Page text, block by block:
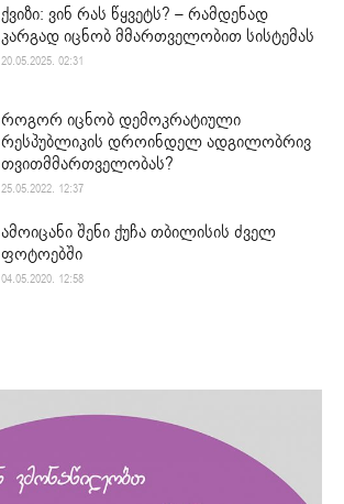
ქვიზი: ვინ რას წყვეტს? – რამდენად
კარგად იცნობ მმართველობით სისტემას
20.05.2025. 02:31
როგორ იცნობ დემოკრატიული
რესპუბლიკის დროინდელ ადგილობრივ
თვითმმართველობას?
25.05.2022. 12:37
ამოიცანი შენი ქუჩა თბილისის ძველ
ფოტოებში
04.05.2020. 12:58